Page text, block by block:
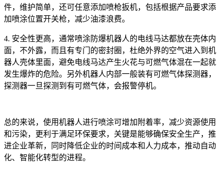
件，维护简单，还可任意添加喷枪扳机，包括根据产品要求添
加喷涂位置开关枪，减少油漆浪费。
4. 安全性更高，通常喷涂防爆机器人的电线马达都放在壳体内
面，不外露，而且有专门的密封圈，杜绝外界的空气进入到机
器人壳体里面，避免电线马达产生火花与可燃气体混在一起就
发生爆炸的危险。另外机器人内部一般装有可燃气体探测器，
探测器一旦探测到有可燃气体，会报警停机。
总的来说，使用机器人进行喷涂可增加附着率，减少资源使用
和污染，更利于满足环保要求，关键是能够确保安全生产，推
进企业革新，同时降低企业的时间成本和人力成本，推动自动
化、智能化转型的进程。